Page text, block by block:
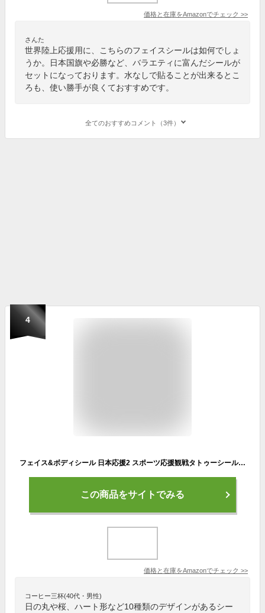
価格と在庫をAmazonでチェック >>
さんた
世界陸上応援用に、こちらのフェイスシールは如何でしょ
うか。日本国旗や必勝など、バラエティに富んだシールが
セットになっております。水なしで貼ることが出来るとこ
ろも、使い勝手が良くておすすめです。
全てのおすすめコメント（3件）
4
フェイス&ボディシール 日本応援2 スポーツ応援観戦タトゥーシール 水なし簡単 その場で貼れる
この商品をサイトでみる
価格と在庫をAmazonでチェック >>
コーヒー三杯(40代・男性)
日の丸や桜、ハート形など10種類のデザインがあるシー